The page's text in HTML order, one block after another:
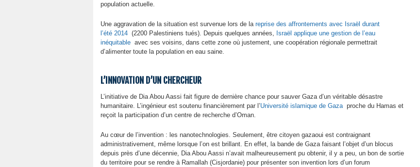
population actuelle.
Une aggravation de la situation est survenue lors de la reprise des affrontements avec Israël durant
l’été 2014 (2200 Palestiniens tués). Depuis quelques années, Israël applique une gestion de l’eau
inéquitable avec ses voisins, dans cette zone où justement, une coopération régionale permettrait
d’alimenter toute la population en eau saine.
L’INNOVATION D’UN CHERCHEUR
L’initiative de Dia Abou Aassi fait figure de dernière chance pour sauver Gaza d’un véritable désastre
humanitaire. L’ingénieur est soutenu financièrement par l’Université islamique de Gazaproche du Hamas et
reçoit la participation d’un centre de recherche d’Oman.
Au cœur de l’invention : les nanotechnologies. Seulement, être citoyen gazaoui est contraignant
administrativement, même lorsque l’on est brillant. En effet, la bande de Gaza faisant l’objet d’un blocus
depuis près d’une décennie, Dia Abou Aassi n’avait malheureusement pu obtenir, il y a peu, un bon de sortie
du territoire pour se rendre à Ramallah (Cisjordanie) pour présenter son invention lors d’un forum